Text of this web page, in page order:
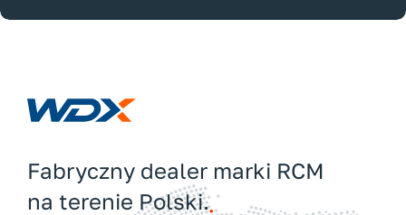
Fabryczny dealer marki RCM
na terenie Polski.